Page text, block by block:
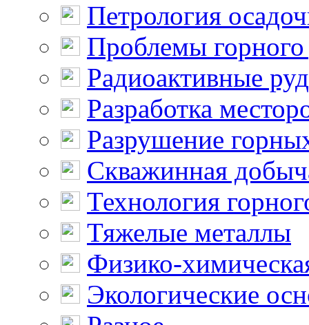
Петрология
Проблемы горного
Радиоактивные
Разработка
Разрушение
Скважинная
Технология
Тяжелые металлы
Физико-
Экологические